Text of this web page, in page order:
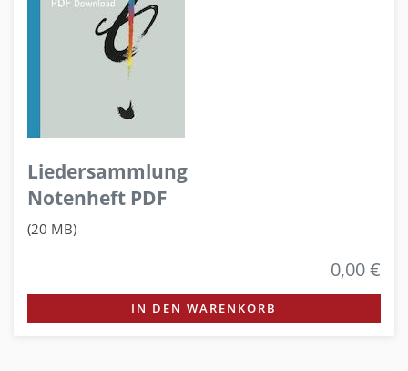
Liedersammlung
Notenheft PDF
(20 MB)
0,00 €
IN DEN WARENKORB